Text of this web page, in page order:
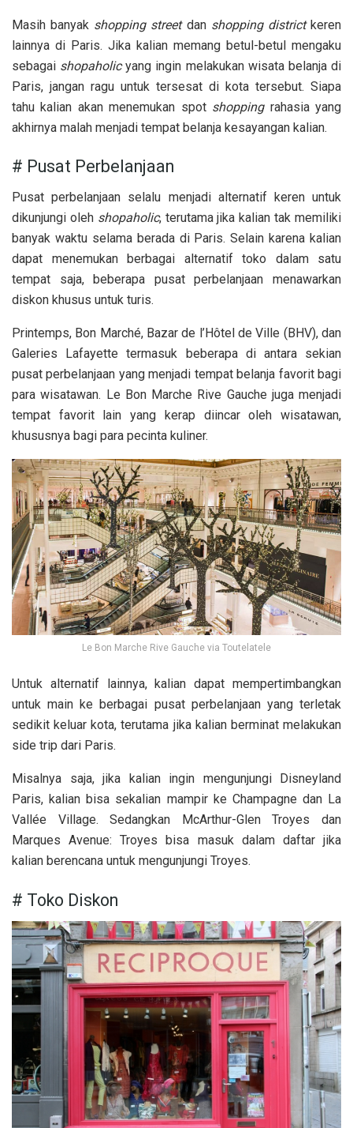
Masih banyak shopping streetdan shopping districtkeren
lainnya di Paris. Jika kalian memang betul-betul mengaku
sebagai shopaholicyang ingin melakukan wisata belanja di
Paris, jangan ragu untuk tersesat di kota tersebut. Siapa
tahu kalian akan menemukan spot shoppingrahasia yang
akhirnya malah menjadi tempat belanja kesayangan kalian.
# Pusat Perbelanjaan
Pusat perbelanjaan selalu menjadi alternatif keren untuk
dikunjungi oleh shopaholic, terutama jika kalian tak memiliki
banyak waktu selama berada di Paris. Selain karena kalian
dapat menemukan berbagai alternatif toko dalam satu
tempat saja, beberapa pusat perbelanjaan menawarkan
diskon khusus untuk turis.
Printemps, Bon Marché, Bazar de l’Hôtel de Ville (BHV), dan
Galeries Lafayette termasuk beberapa di antara sekian
pusat perbelanjaan yang menjadi tempat belanja favorit bagi
para wisatawan. Le Bon Marche Rive Gauche juga menjadi
tempat favorit lain yang kerap diincar oleh wisatawan,
khususnya bagi para pecinta kuliner.
Le Bon Marche Rive Gauche via Toutelatele
Untuk alternatif lainnya, kalian dapat mempertimbangkan
untuk main ke berbagai pusat perbelanjaan yang terletak
sedikit keluar kota, terutama jika kalian berminat melakukan
side trip dari Paris.
Misalnya saja, jika kalian ingin mengunjungi Disneyland
Paris, kalian bisa sekalian mampir ke Champagne dan La
Vallée Village. Sedangkan McArthur-Glen Troyes dan
Marques Avenue: Troyes bisa masuk dalam daftar jika
kalian berencana untuk mengunjungi Troyes.
# Toko Diskon